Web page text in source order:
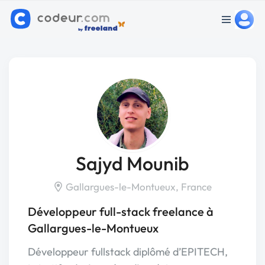
Sajyd Mounib
Gallargues-le-Montueux, France
Développeur full-stack freelance à
Gallargues-le-Montueux
Développeur fullstack diplômé d’EPITECH,